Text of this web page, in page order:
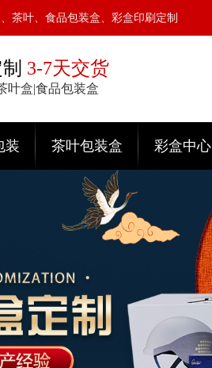
茶叶、食品包装盒、彩盒印刷定制
3-7天交货
叶盒|食品包装盒
装 茶叶包装盒 彩盒中心